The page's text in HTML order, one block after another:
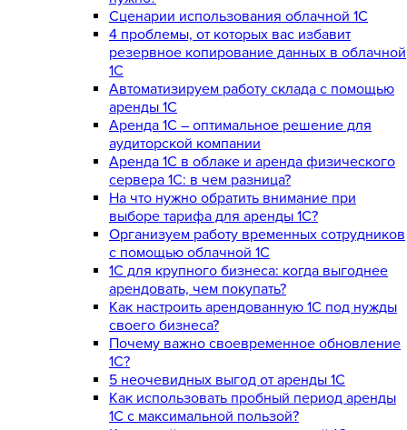
Сценарии использования облачной 1С
4 проблемы, от которых вас избавит
резервное копирование данных в облачной
1С
Автоматизируем работу склада с помощью
аренды 1С
Аренда 1С – оптимальное решение для
аудиторской компании
Аренда 1С в облаке и аренда физического
сервера 1С: в чем разница?
На что нужно обратить внимание при
выборе тарифа для аренды 1С?
Организуем работу временных сотрудников
с помощью облачной 1С
1С для крупного бизнеса: когда выгоднее
арендовать, чем покупать?
Как настроить арендованную 1С под нужды
своего бизнеса?
Почему важно своевременное обновление
1С?
5 неочевидных выгод от аренды 1С
Как использовать пробный период аренды
1С с максимальной пользой?